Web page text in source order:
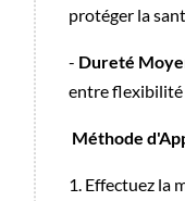
protéger la
- Dureté
entre flexibilité
Méthode
1. Effectuez la